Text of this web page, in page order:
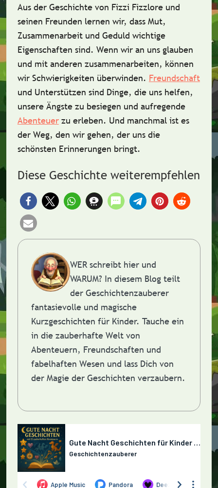
Aus der Geschichte von Fizzi Fizzloreund
seinen Freunden lernen wir, dass Mut,
Zusammenarbeitund Geduld wichtige
Eigenschaften sind. Wenn wir an uns glauben
und mit anderen zusammenarbeiten, können
wir Schwierigkeiten überwinden. Freundschaft
und Unterstützen sind Dinge, die uns helfen,
unsere Ängste zu besiegen und aufregende
Abenteuerzu erleben. Und manchmal ist es
der Weg, den wir gehen, der uns die
schönsten Erinnerungen bringt.
Diese Geschichte weiterempfehlen
WER schreibt hier und
WARUM? In diesem Blog teilt
der Geschichtenzauberer
fantasievolle und magische
Kurzgeschichten für Kinder. Tauche ein
in die zauberhafte Welt von
Abenteuern, Freundschaften und
fabelhaften Wesen und lass Dich von
der Magie der Geschichten verzaubern.